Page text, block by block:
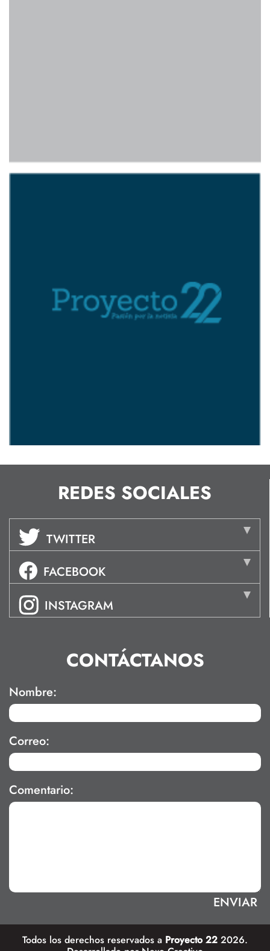
REDES SOCIALES
TWITTER
FACEBOOK
INSTAGRAM
CONTÁCTANOS
Nombre:
Correo:
Comentario:
Todos los derechos reservados a Proyecto 22 2026.